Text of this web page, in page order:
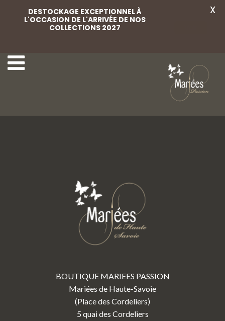
BOUTIQUE MARIEES PASSION
Mariées de Haute-Savoie
(Place des Cordeliers)
5 quai des Cordeliers
DESTOCKAGE EXCEPTIONNEL À
L'OCCASION DE L'ARRIVÉE DE NOS
COLLECTIONS 2027
X